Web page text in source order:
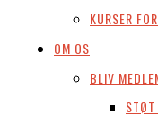
KURSER
OM OS
BLIV
STØT